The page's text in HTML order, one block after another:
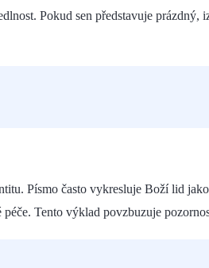
Pokud sen představuje
Písmo často vykresluje Boží lid
Tento výklad povzbuzuje